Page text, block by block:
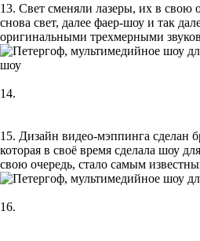
13. Свет сменяли лазеры, их в свою
снова свет, далее фаер-шоу и так
оригинальными трехмерными
14.
15. Дизайн видео-мэппинга сделан
которая в своё время сделала шоу
свою очередь, стало самым
16.